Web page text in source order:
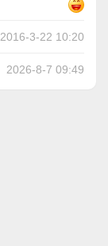
2016-3-22 10:20
2026-8-7 09:49